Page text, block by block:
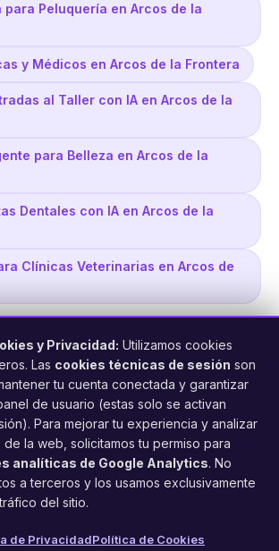
para Peluquería en Arcos de la
y Médicos en Arcos de la Frontera
al Taller con IA en Arcos de la
para Belleza en Arcos de la
Dentales con IA en Arcos de la
Clínicas Veterinarias en Arcos de
FacilCita
de citas por teléfono y WhatsApp.
de agenda con IA para tu negocio.
y Privacidad: Utilizamos cookies
Las cookies técnicas de sesión son
tu cuenta conectada y garantizar
de usuario (estas solo se activan
Para mejorar tu experiencia y analizar
la web, solicitamos tu permiso para
analíticas de Google Analytics. No
a terceros y los usamos exclusivamente
del sitio.
de PrivacidadPolítica de Cookies